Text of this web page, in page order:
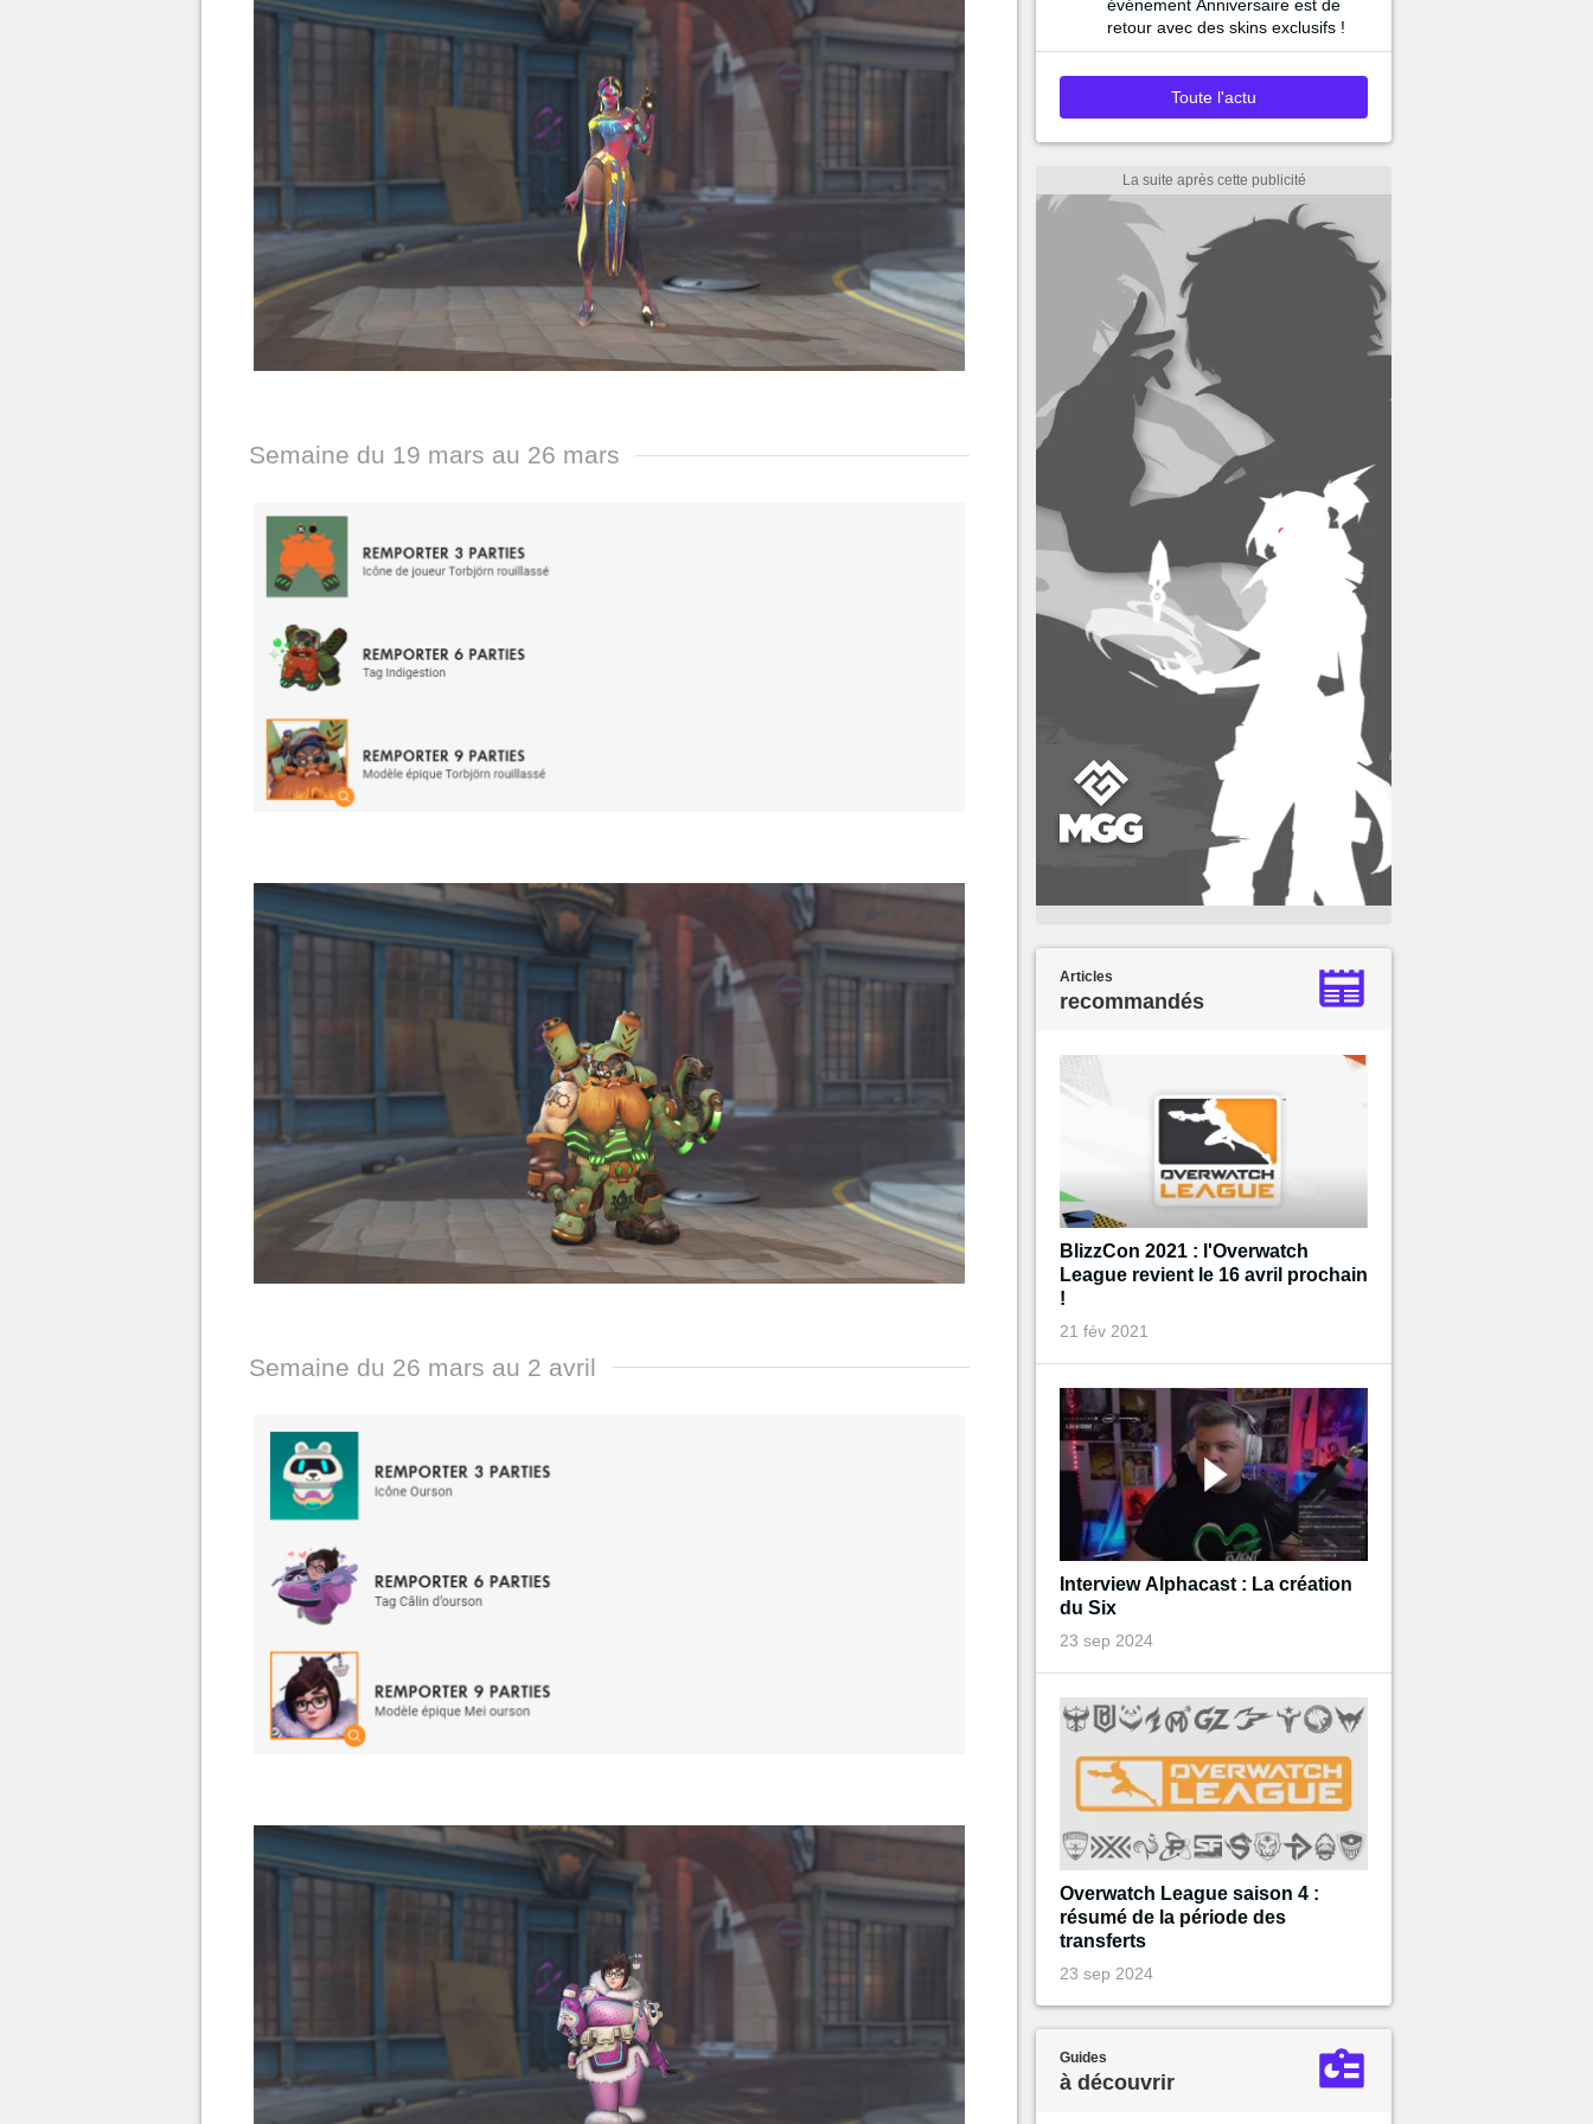
Semaine du 19 mars au 26 mars
Semaine du 26 mars au 2 avril
événement Anniversaire est de
retour avec des skins exclusifs !
Toute l'actu
Articles
recommandés
BlizzCon 2021 : l'Overwatch
League revient le 16 avril prochain
!
21 fév 2021
Interview Alphacast : La création
du Six
23 sep 2024
Overwatch League saison 4 :
résumé de la période des
transferts
23 sep 2024
Guides
à découvrir